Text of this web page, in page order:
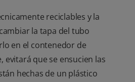
reciclables y la
la tapa del tubo
en el contenedor de
evitará que se ensucien las
hechas de un plástico